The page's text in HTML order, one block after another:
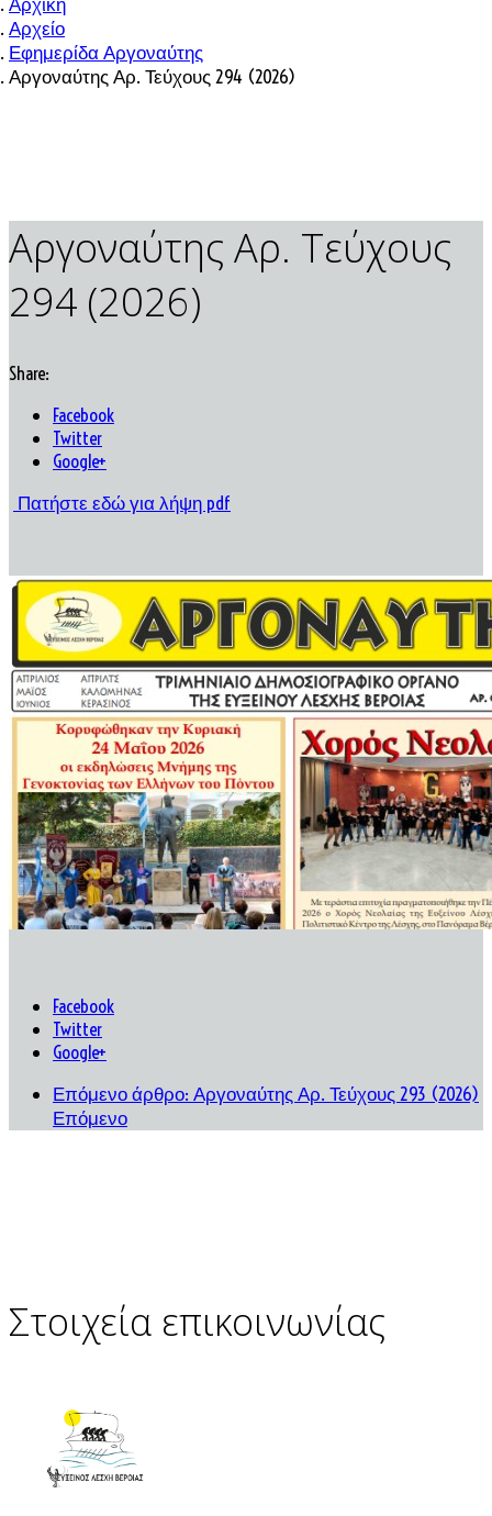
Αρχείο
Εφημερίδα Αργοναύτης
Αργοναύτης Αρ. Τεύχους 294 (2026)
Αργοναύτης Αρ. Τεύχους
294 (2026)
Share:
Facebook
Twitter
Google+
Πατήστε εδώ για λήψη pdf
Facebook
Twitter
Google+
Επόμενο άρθρο: Αργοναύτης Αρ. Τεύχους 293 (2026)
Επόμενο
Στοιχεία επικοινωνίας